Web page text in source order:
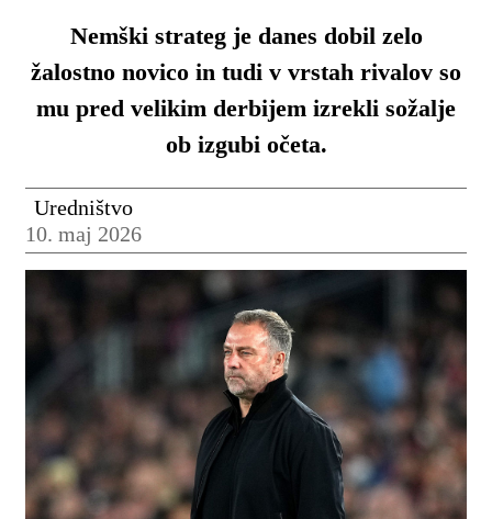
Nemški strateg je danes dobil zelo
žalostno novico in tudi v vrstah rivalov so
mu pred velikim derbijem izrekli sožalje
ob izgubi očeta.
Uredništvo
10. maj 2026